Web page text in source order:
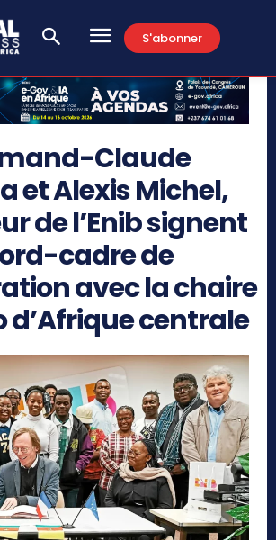
S'abonner
Claude
et Alexis Michel,
de l’Enib signent
cadre de
avec la chaire
d’Afrique centrale